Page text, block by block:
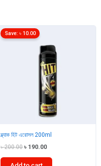
ব্ল্যাক হিট এরোসল 200ml
৳200.00 Original
was:
৳ 190.00Current
Save: ৳ 10.00